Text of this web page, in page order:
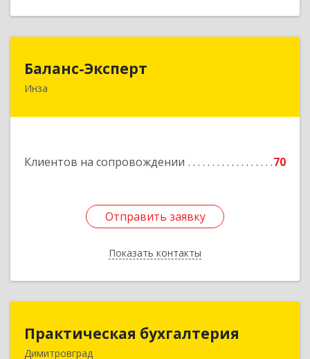
Баланс-Эксперт
Инза
Клиентов на сопровождении 70
Отправить заявку
Показать контакты
433030, Ульяновская обл, Инзенский р-н, Инза
Отправить заявку
Назад
Практическая бухгалтерия
Димитровград
Практическая бухгалтерия
433502, Ульяновская область, г.о. город